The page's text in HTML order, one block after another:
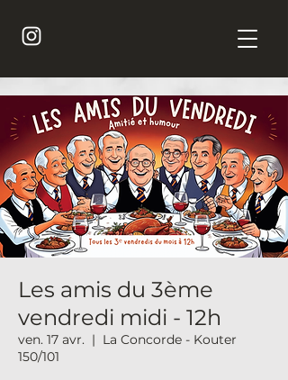
Les amis du 3ème
vendredi midi - 12h
ven. 17 avr.
  |
La Concorde - Kouter
150/101